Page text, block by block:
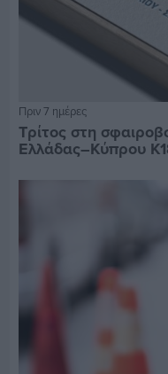
Πριν 7 ημέρες
Τρίτος στη
Ελλάδας–Κύπρου